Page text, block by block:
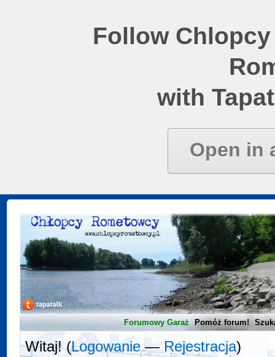
Follow
with
Open in
Forumowy Garaż Pomóż forum!
Witaj! (Logowanie—Rejestracja)